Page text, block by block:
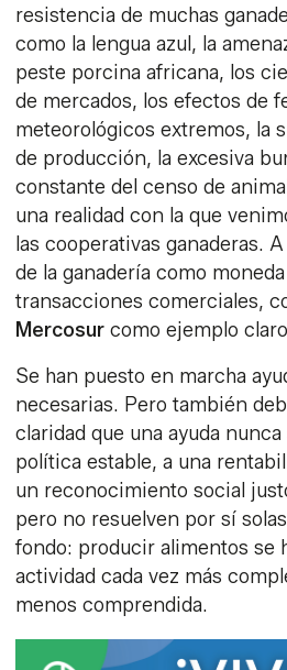
resistencia de muchas
como la lengua azul, la
peste porcina africana, los
de mercados, los efectos de
meteorológicos extremos, la
de producción, la excesiva
constante del censo de
una realidad con la que
las cooperativas ganaderas.
de la ganadería como
transacciones comerciales,
Mercosurcomo ejemplo
Se han puesto en marcha
necesarias. Pero también
claridad que una ayuda
política estable, a una
un reconocimiento social
pero no resuelven por sí
fondo: producir alimentos se
actividad cada vez más
menos comprendida.